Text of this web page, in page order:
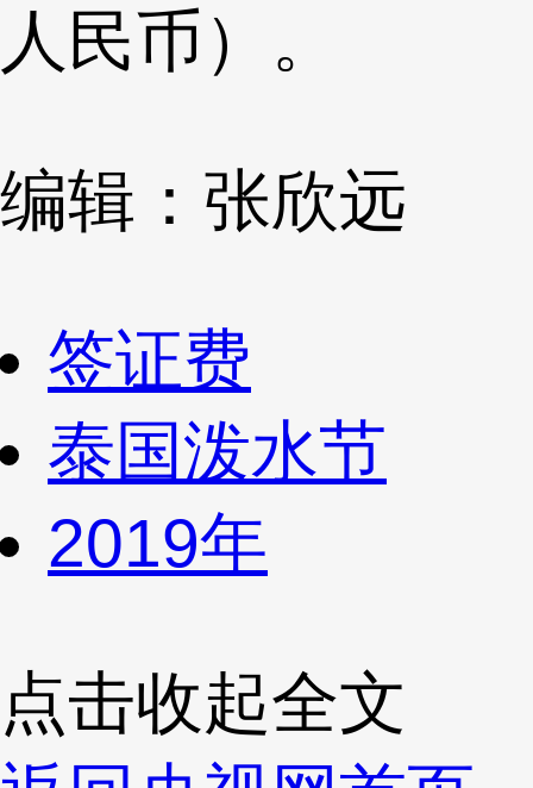
人民币）。
编辑：张欣远
签证费
泰国泼水节
2019年
点击收起全文